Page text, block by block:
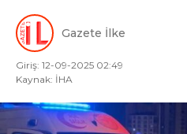
Gazete İlke
Giriş: 12-09-2025 02:49
Kaynak: İHA